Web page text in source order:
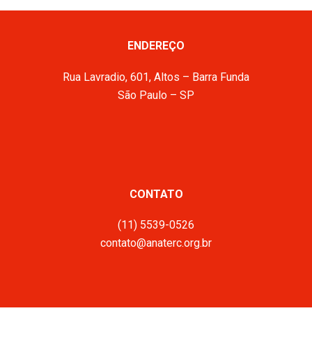
ENDEREÇO
Rua Lavradio, 601, Altos – Barra Funda
São Paulo – SP
CONTATO
(11) 5539-0526
contato@anaterc.org.br